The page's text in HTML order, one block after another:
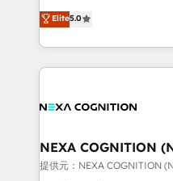
Technical Solutions,
Solutions and Growth Solutions.
upgrading and
generating aspect of your
HubSpot Elite Solutions
nerds who can harness
experience. Working hand-in-hand with your team,
traffic, generates better
revenue goals. We've worked with thousands of
Elite5.0
NEXA COGNITION
提供元：NEXA COGNITION